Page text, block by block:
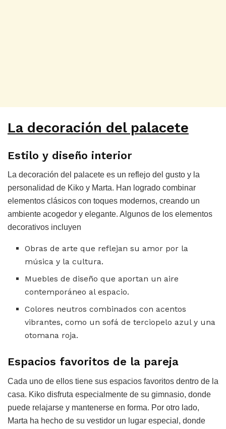
La decoración del palacete
Estilo y diseño interior
La decoración del palacete es un reflejo del gusto y la
personalidad de Kiko y Marta. Han logrado combinar
elementos clásicos con toques modernos, creando un
ambiente acogedor y elegante. Algunos de los elementos
decorativos incluyen
Obras de arte que reflejan su amor por la
música y la cultura.
Muebles de diseño que aportan un aire
contemporáneo al espacio.
Colores neutros combinados con acentos
vibrantes, como un sofá de terciopelo azul y una
otomana roja.
Espacios favoritos de la pareja
Cada uno de ellos tiene sus espacios favoritos dentro de la
casa. Kiko disfruta especialmente de su gimnasio, donde
puede relajarse y mantenerse en forma. Por otro lado,
Marta ha hecho de su vestidor un lugar especial, donde